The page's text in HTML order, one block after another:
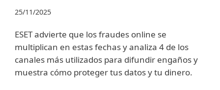
25/11/2025
ESET advierte que los fraudes online se
multiplican en estas fechas y analiza 4 de los
canales más utilizados para difundir engaños y
muestra cómo proteger tus datos y tu dinero.